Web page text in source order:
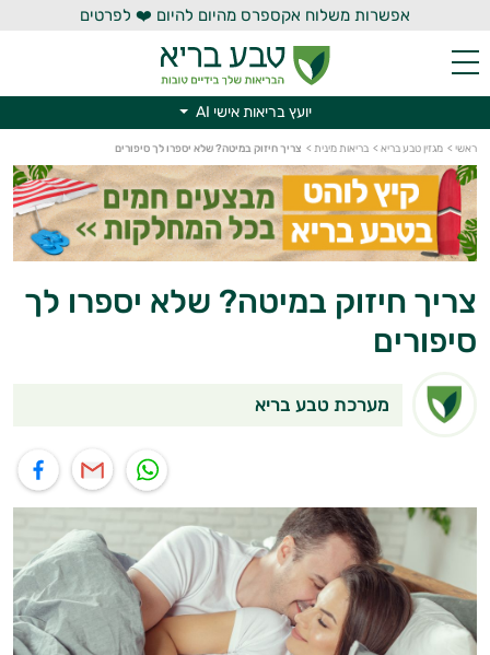
אפשרות משלוח אקספרס מהיום להיום ❤️ לפרטים
יועץ בריאות אישי AI
ראשי > מגזין טבע בריא > בריאות מינית > צריך חיזוק במיטה? שלא יספרו לך סיפורים
צריך חיזוק במיטה? שלא יספרו לך
סיפורים
מערכת טבע בריא